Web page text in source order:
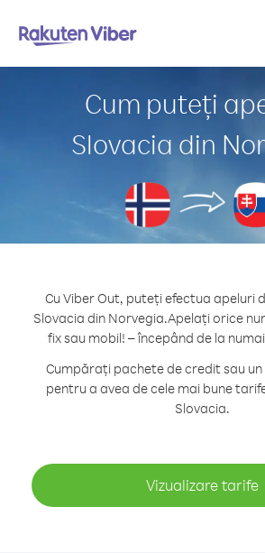
Cum puteți
Slovacia din
Cu Viber Out, puteți efectua apeluri
Slovacia din Norvegia.Apelați orice
fix sau mobil! – începând de la
Cumpărați pachete de credit sau
pentru a avea de cele mai bune
Slovacia.
Vizualizare tarife